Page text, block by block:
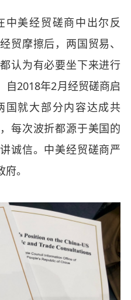
中美经贸磋商中出尔反
贸摩擦后，两国贸易、
认为有必要坐下来进行
自2018年2月经贸磋商启
国就大部分内容达成共
每次波折都源于美国的
诚信。中美经贸磋商严
。